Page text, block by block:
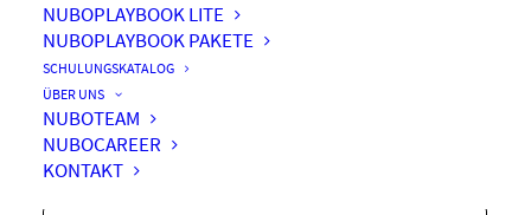
NUBOPLAYBOOK LITE
NUBOPLAYBOOK PAKETE
SCHULUNGSKATALOG
ÜBER UNS
NUBOTEAM
NUBOCAREER
KONTAKT
SoSafe – Dein Security
Awareness Training